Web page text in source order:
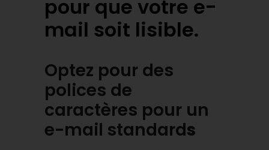
pour que votre e-
mail soit lisible.
Optez pour des
polices de
caractères pour un
e-mail standards